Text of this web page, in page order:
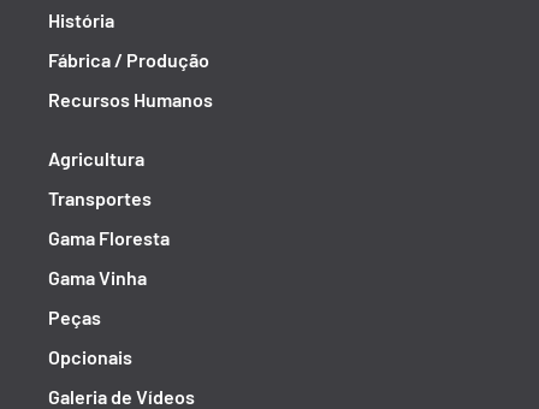
História
Fábrica / Produção
Recursos Humanos
Agricultura
Transportes
Gama Floresta
Gama Vinha
Peças
Opcionais
Galeria de Vídeos